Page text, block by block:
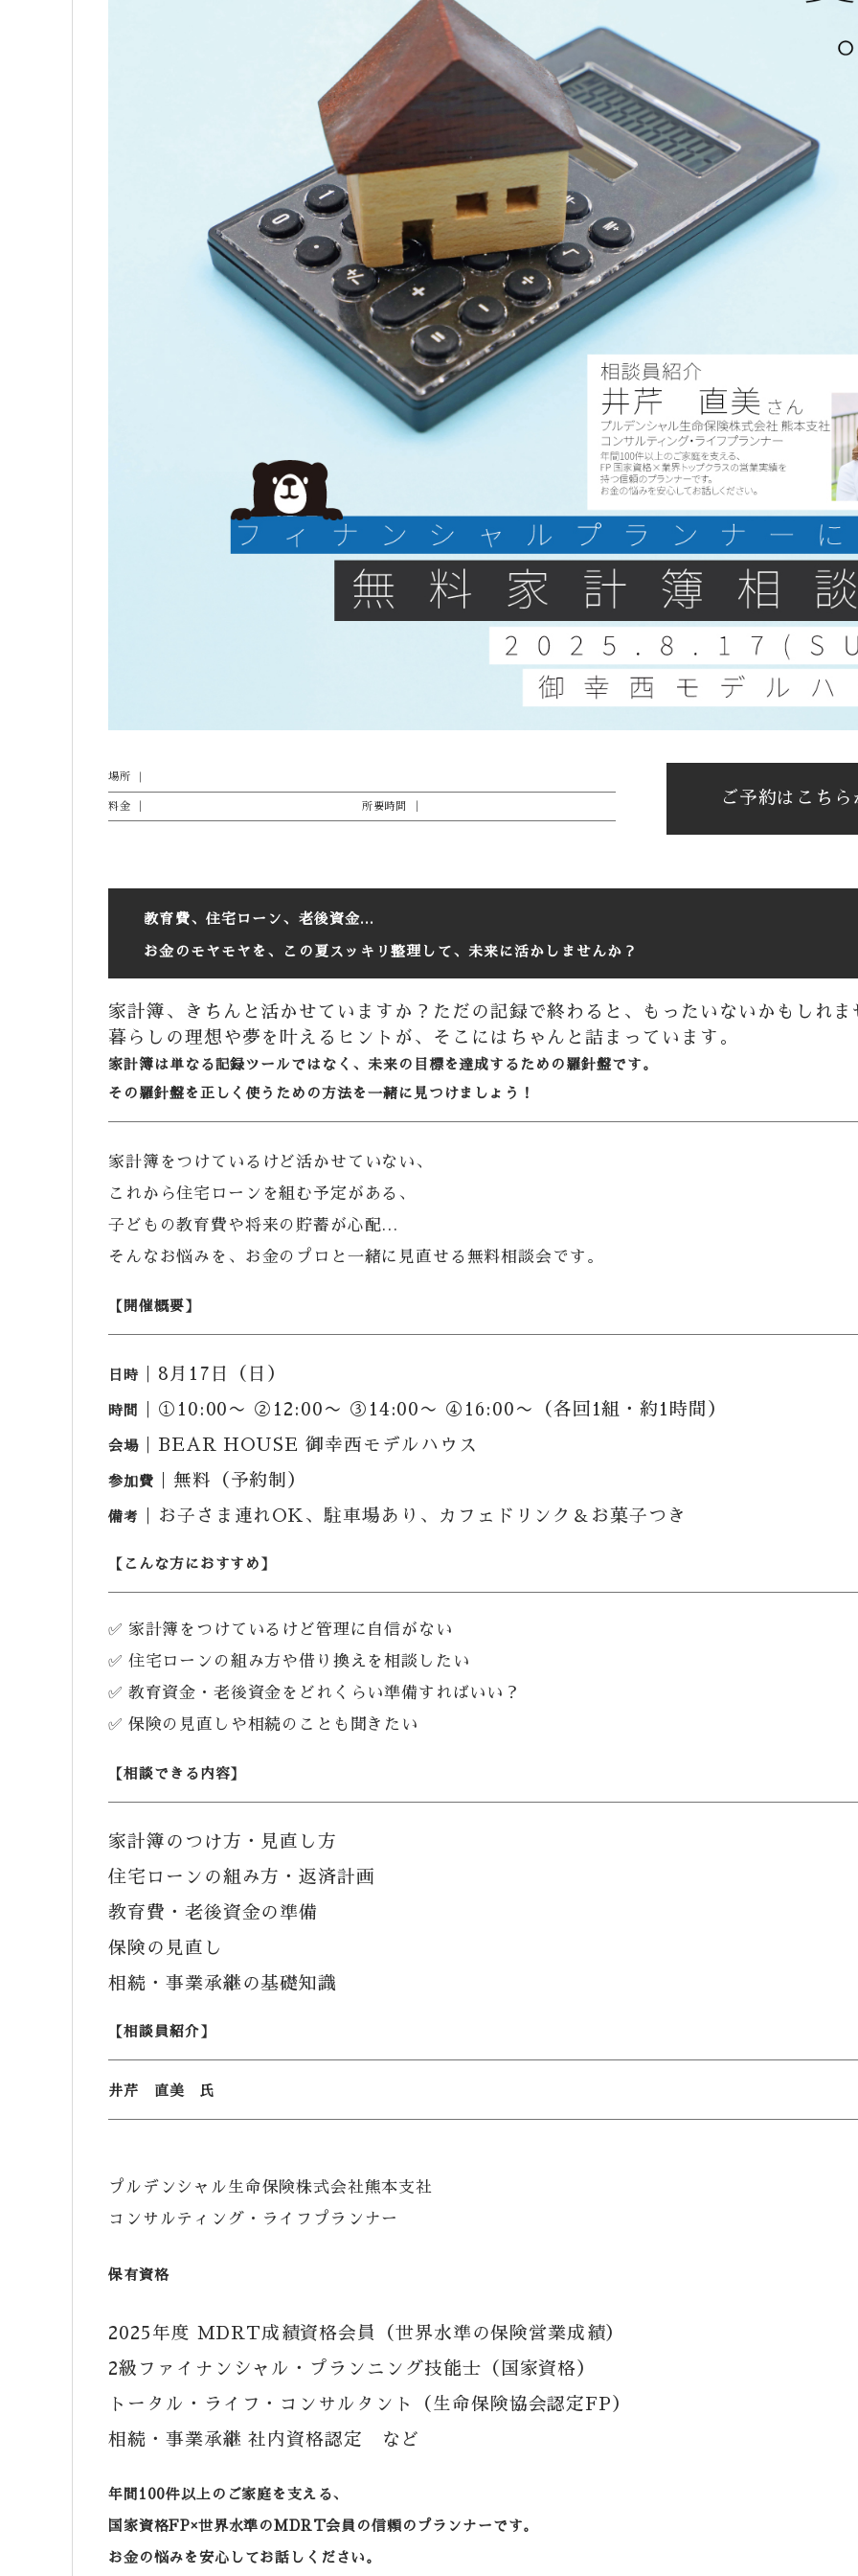
場所
料金 所要時間 ご予約はこちら
教育費、住宅ローン、老後資金…
お金のモヤモヤを、この夏スッキリ整理して、未来に活かしませんか？
家計簿、きちんと活かせていますか？ただの記録で終わると、もったいないかもしれま
暮らしの理想や夢を叶えるヒントが、そこにはちゃんと詰まっています。
家計簿は単なる記録ツールではなく、未来の目標を達成するための羅針盤です。
その羅針盤を正しく使うための方法を一緒に見つけましょう！
家計簿をつけているけど活かせていない、
これから住宅ローンを組む予定がある、
子どもの教育費や将来の貯蓄が心配…
そんなお悩みを、お金のプロと一緒に見直せる無料相談会です。
【開催概要】
日時｜8月17日（日）
時間 ｜①10:00〜 ②12:00〜 ③14:00〜 ④16:00〜（各回1組・約1時間）
会場｜BEAR HOUSE 御幸西モデルハウス
参加費 ｜無料（予約制）
備考 ｜お子さま連れOK、駐車場あり、カフェドリンク＆お菓子つき
【こんな方におすすめ】
✅ 家計簿をつけているけど管理に自信がない
✅ 住宅ローンの組み方や借り換えを相談したい
✅ 教育資金・老後資金をどれくらい準備すればいい？
✅ 保険の見直しや相続のことも聞きたい
【相談できる内容】
家計簿のつけ方・見直し方
住宅ローンの組み方・返済計画
教育費・老後資金の準備
保険の見直し
相続・事業承継の基礎知識
【相談員紹介】
井芹 直美 氏
プルデンシャル生命保険株式会社熊本支社
コンサルティング・ライフプランナー
保有資格
2025年度 MDRT成績資格会員（世界水準の保険営業成績）
2級ファイナンシャル・プランニング技能士（国家資格）
トータル・ライフ・コンサルタント（生命保険協会認定FP）
相続・事業承継 社内資格認定 など
年間100件以上のご家庭を支える、
国家資格FP×世界水準のMDRT会員の信頼のプランナーです。
お金の悩みを安心してお話しください。